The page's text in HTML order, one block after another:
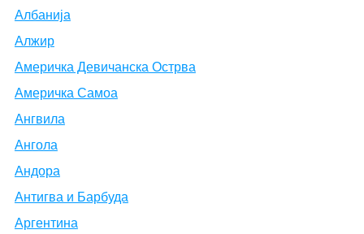
Албанија
Алжир
Америчка Девичанска Острва
Америчка Самоа
Ангвила
Ангола
Андора
Антигва и Барбуда
Аргентина